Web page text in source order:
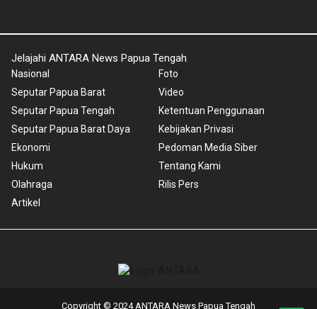
Jelajahi ANTARA News Papua Tengah
Nasional
Seputar Papua Barat
Seputar Papua Tengah
Seputar Papua Barat Daya
Ekonomi
Hukum
Olahraga
Artikel
Foto
Video
Ketentuan Penggunaan
Kebijakan Privasi
Pedoman Media Siber
Tentang Kami
Rilis Pers
Copyright © 2024 ANTARA News Papua Tengah